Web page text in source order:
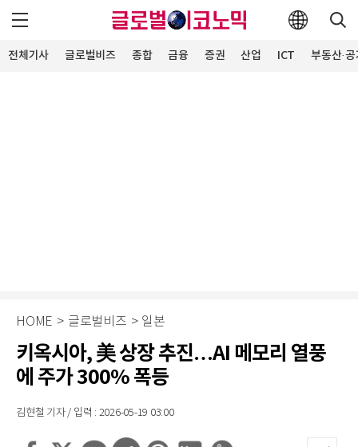
전체기사 글로벌비즈 종합 금융 증권 산업 ICT 부동산·
HOME > 글로벌비즈 > 일본
키옥시아, 美 상장 추진…AI 메모리 열풍
에 주가 300% 폭등
김현철 기자 / 입력 : 2026-05-19 03:00